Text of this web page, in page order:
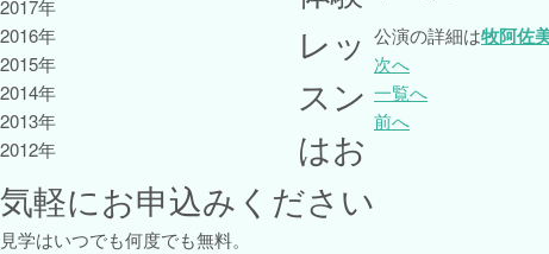
公演の詳細は牧阿佐
次へ
一覧へ
前へ
2017年
2016年
2015年
2014年
2013年
2012年
レッ
スン
はお
気軽にお申込みください
見学はいつでも何度でも無料。